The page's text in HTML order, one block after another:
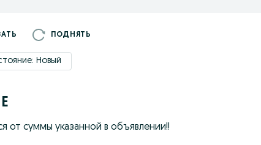
ПОДНЯТЬ
Новый
от суммы указанной в объявлении!!